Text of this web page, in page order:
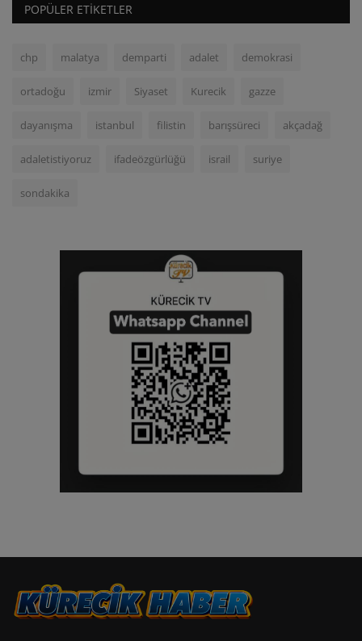
POPÜLER ETIKETLER
chp malatya demparti adalet demokrasi
ortadoğu izmir Siyaset Kurecik gazze
dayanışma istanbul filistin barışsüreci akçadağ
adaletistiyoruz ifadeözgürlüğü israil suriye
sondakika